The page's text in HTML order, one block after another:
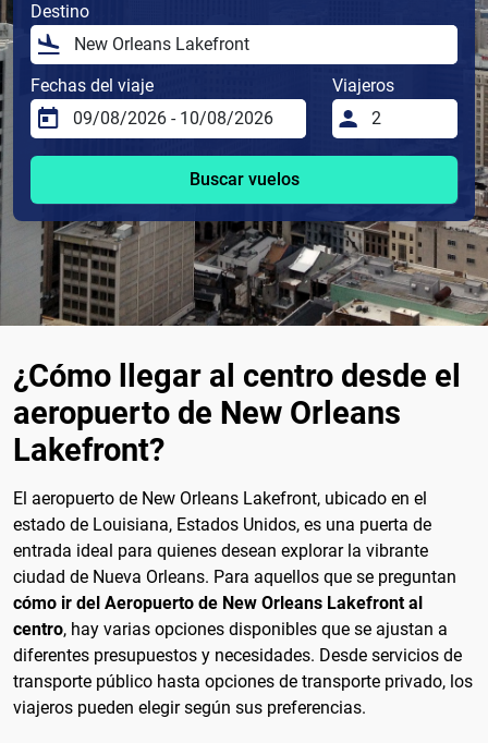
Destino
Fechas del viaje Viajeros
Buscar vuelos
¿Cómo llegar al centro desde el
aeropuerto de New Orleans
Lakefront?
El aeropuerto de New Orleans Lakefront, ubicado en el
estado de Louisiana, Estados Unidos, es una puerta de
entrada ideal para quienes desean explorar la vibrante
ciudad de Nueva Orleans. Para aquellos que se preguntan
cómo ir del Aeropuerto de New Orleans Lakefront al
centro, hay varias opciones disponibles que se ajustan a
diferentes presupuestos y necesidades. Desde servicios de
transporte público hasta opciones de transporte privado, los
viajeros pueden elegir según sus preferencias.